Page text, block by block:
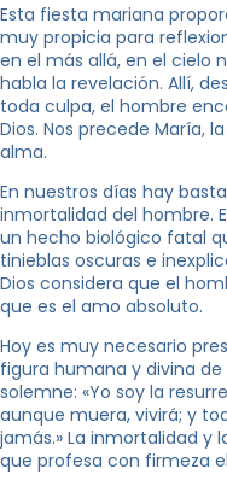
Esta fiesta mariana
muy propicia para
en el más allá, en el cielo
habla la revelación. Allí,
toda culpa, el hombre
Dios. Nos precede María,
alma.
En nuestros días hay
inmortalidad del hombre.
un hecho biológico fatal
tinieblas oscuras e
Dios considera que el
que es el amo absoluto.
Hoy es muy necesario
figura humana y divina
solemne: «Yo soy la
aunque muera, vivirá; y
jamás.» La inmortalidad y
que profesa con firmeza